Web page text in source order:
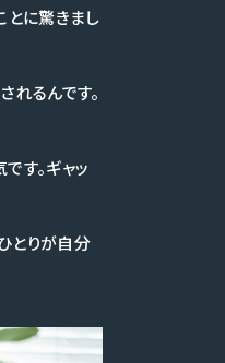
とに驚きまし
るんです。
す。ギャッ
とりが自分